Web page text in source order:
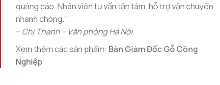
quảng cáo. Nhân viên tư vấn tận tâm, hỗ trợ vận chuyển
nhanh chóng.”
– Chị Thanh – Văn phòng Hà Nội
Xem thêm các sản phẩm: Bàn Giám Đốc Gỗ Công
Nghiệp